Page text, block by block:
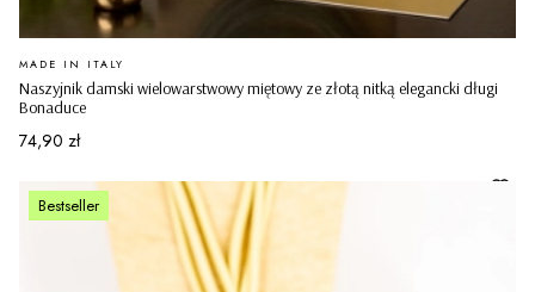
Naszyjnik damski wielowarstwowy miętowy ze złotą nitką elegancki długi
Bonaduce
PRODUCENT
MADE IN ITALY
Cena
74,90 zł
Bestseller